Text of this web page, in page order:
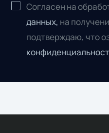
Согласен на
данных, на
подтверждаю, что